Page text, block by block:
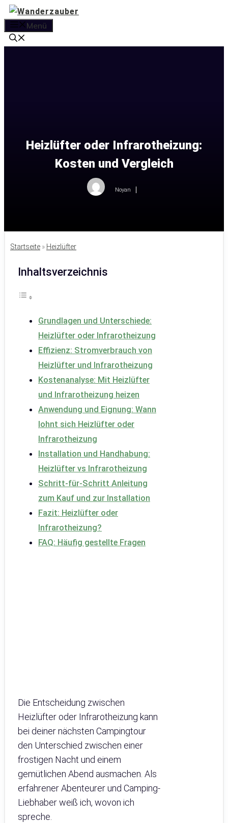
Zum
Inhalt
springen
Menü
Heizlüfter oder Infrarotheizung:
Kosten und Vergleich
Noyan
Startseite » Heizlüfter
Inhaltsverzeichnis
Grundlagen und Unterschiede:
Heizlüfter oder Infrarotheizung
Effizienz: Stromverbrauch von
Heizlüfter und Infrarotheizung
Kostenanalyse: Mit Heizlüfter
und Infrarotheizung heizen
Anwendung und Eignung: Wann
lohnt sich Heizlüfter oder
Infrarotheizung
Installation und Handhabung:
Heizlüfter vs Infrarotheizung
Schritt-für-Schritt Anleitung
zum Kauf und zur Installation
Fazit: Heizlüfter oder
Infrarotheizung?
FAQ: Häufig gestellte Fragen
Die Entscheidung zwischen
Heizlüfter oder Infrarotheizung kann
bei deiner nächsten Campingtour
den Unterschied zwischen einer
frostigen Nacht und einem
gemütlichen Abend ausmachen. Als
erfahrener Abenteurer und Camping-
Liebhaber weiß ich, wovon ich
spreche.